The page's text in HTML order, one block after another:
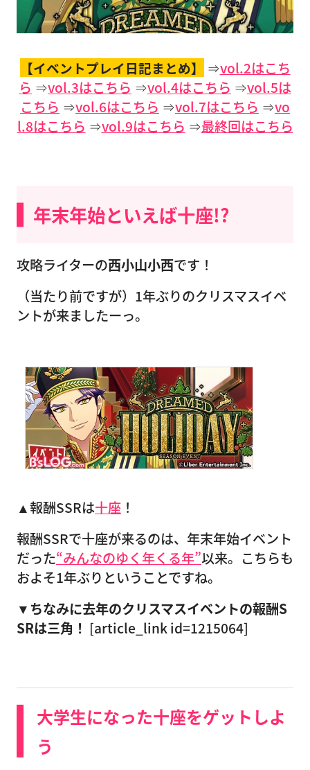
【イベントプレイ日記まとめ】 ⇒vol.2はこち
ら ⇒vol.3はこちら ⇒vol.4はこちら ⇒vol.5は
こちら ⇒vol.6はこちら ⇒vol.7はこちら ⇒vo
l.8はこちら ⇒vol.9はこちら ⇒最終回はこちら
年末年始といえば十座!?
攻略ライターの西小山小西です！
（当たり前ですが）1年ぶりのクリスマスイベ
ントが来ましたーっ。
▲報酬SSRは十座 ！
報酬SSRで十座が来るのは、年末年始イベント
だった“みんなのゆく年くる年”以来。こちらも
およそ1年ぶりということですね。
▼ちなみに去年のクリスマスイベントの報酬S
SRは三角！ [article_link id=1215064]
大学生になった十座をゲットしよ
う